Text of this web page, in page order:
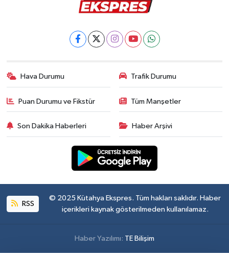
Hava Durumu Trafik Durumu
Puan Durumu ve Fikstür Tüm Manşetler
Son Dakika Haberleri Haber Arşivi
RSS
© 2025 Kütahya Ekspres. Tüm hakları saklıdır. Haber
içerikleri kaynak gösterilmeden kullanılamaz.
Haber Yazılımı: TE Bilişim